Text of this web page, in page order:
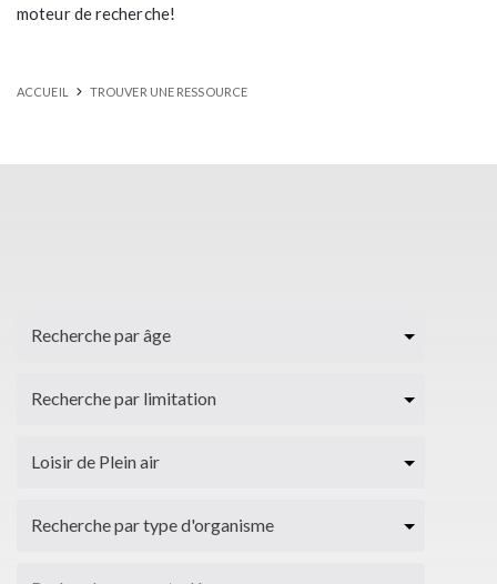
moteur de recherche!
ACCUEIL TROUVER UNE RESSOURCE